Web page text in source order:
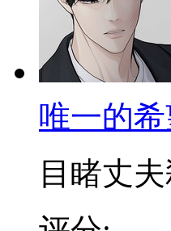
唯一的希
目睹丈